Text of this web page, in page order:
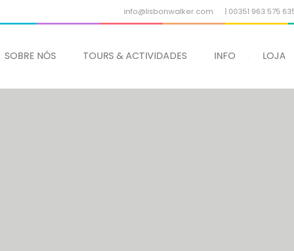
info@lisbonwalker.com | 00351 963 575
SOBRE NÓS TOURS & ACTIVIDADES INFO LOJA